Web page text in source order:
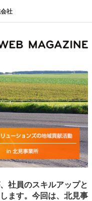
社
社員のスキルアップと
ます。今回は、北見事